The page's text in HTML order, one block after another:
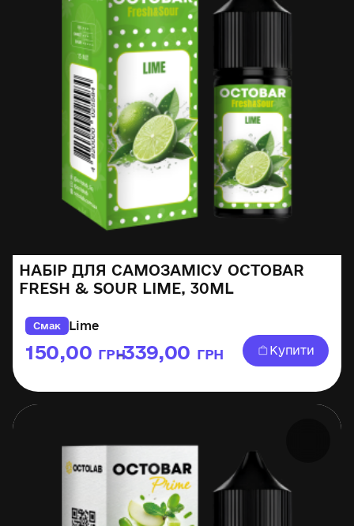
НАБІР ДЛЯ САМОЗАМІСУ OCTOBAR
FRESH & SOUR LIME, 30ML
Смак Lime
150,00 ГРН
–339,00 ГРН Купити